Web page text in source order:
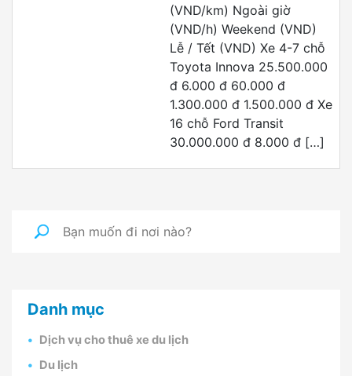
(VND/km) Ngoài giờ
(VND/h) Weekend (VND)
Lễ / Tết (VND) Xe 4-7 chỗ
Toyota Innova 25.500.000
đ 6.000 đ 60.000 đ
1.300.000 đ 1.500.000 đ Xe
16 chỗ Ford Transit
30.000.000 đ 8.000 đ […]
Danh mục
Dịch vụ cho thuê xe du lịch
Du lịch